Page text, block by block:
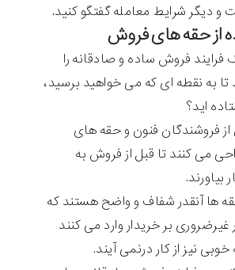
و دیگر شرایط معامله گفتگو کنید.
فرایند فروش ساده و صادقانه را
به نقطه ای که می خواهید برسید،
اید؟
از فروشندگان فنون و حقه های
می کنند تا قبل از فروش به
ها آنقدر شفاف و واضح هستند که
غیرضروری بر خریدار وارد می کنند
نیز از کار درنمی آیند.